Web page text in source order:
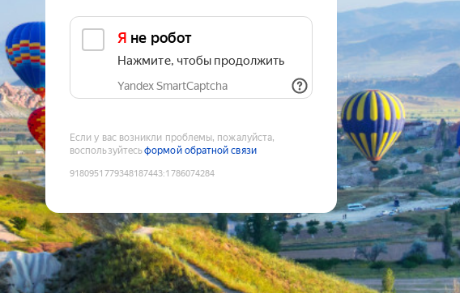
Я не робот
Нажмите, чтобы продолжить
Yandex SmartCaptcha
Если у вас возникли проблемы, пожалуйста,
воспользуйтесьформой обратной связи
9180951779348187443:1786074284